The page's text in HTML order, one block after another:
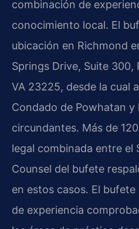
combinación de
conocimiento local. El
ubicación en Richmond
Springs Drive, Suite 300,
VA 23225, desde la cual
Condado de Powhatan y
circundantes. Más de
legal combinada entre el
Counsel del bufete
en estos casos. El
de experiencia